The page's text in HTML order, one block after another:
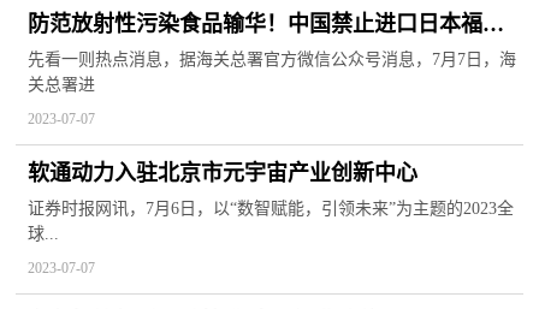
防范放射性污染食品输华！中国禁止进口日本福岛
等十地食品；A股超3100股下跌，外资净流出近40
亿！
先看一则热点消息，据海关总署官方微信公众号消息，7月7日，海
关总署进
2023-07-07
软通动力入驻北京市元宇宙产业创新中心
证券时报网讯，7月6日，以“数智赋能，引领未来”为主题的2023全
球...
2023-07-07